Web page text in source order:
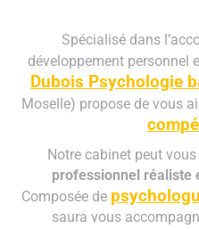
Spécialisé dans
développement personnel
Dubois Psychologie
Moselle) propose de vous
Notre cabinet peut
professionnel réaliste
Composée de
saura vous